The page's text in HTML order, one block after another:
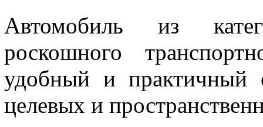
Автомобиль из
роскошного
удобный и практичный
целевых и